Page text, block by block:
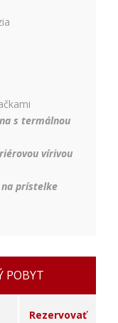
s termálnou
vírivou
na prístelke
POBYT
Rezervovať